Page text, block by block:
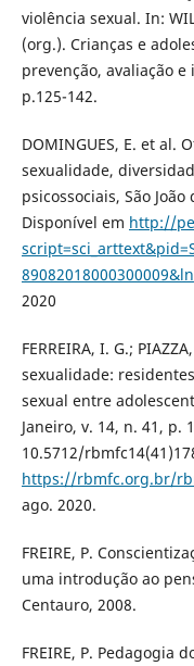
violência sexual. In:
(org.). Crianças e
prevenção, avaliação
p.125-142.
DOMINGUES, E. et al.
sexualidade,
psicossociais, São
Disponível em http://
2020
FERREIRA, I. G.;
sexualidade:
sexual entre
Janeiro, v. 14, n. 41, p.
10.5712/
https://rbmfc.org.br/
ago. 2020.
FREIRE, P.
uma introdução ao
Centauro, 2008.
FREIRE, P. Pedagogia